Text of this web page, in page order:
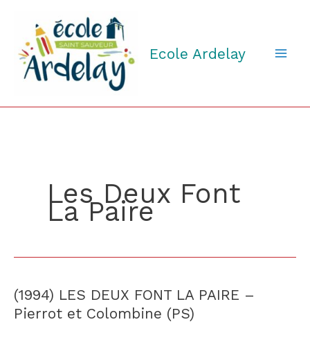
contenu
Ecole Ardelay
Les Deux Font
La Paire
(1994) LES DEUX FONT LA PAIRE –
Pierrot et Colombine (PS)
(1994)
LES